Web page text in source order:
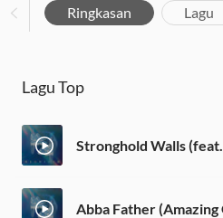
Ringkasan Lagu
Lagu Top